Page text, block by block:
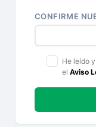
CONFIRME
He leído
el Aviso